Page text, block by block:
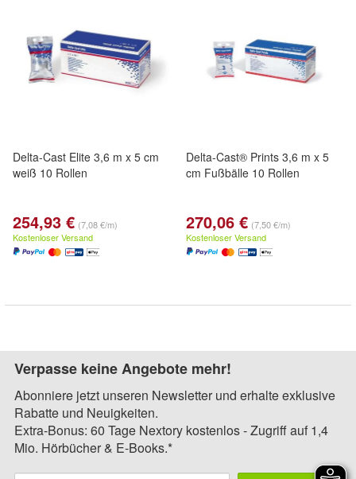
Delta-Cast Elite 3,6 m x 5 cm
weiß 10 Rollen
254,93 € (7,08 €/m)
Kostenloser Versand
Delta-Cast® Prints 3,6 m x 5
cm Fußbälle 10 Rollen
270,06 € (7,50 €/m)
Kostenloser Versand
Verpasse keine Angebote mehr!
Abonniere jetzt unseren Newsletter und erhalte exklusive
Rabatte und Neuigkeiten.
Extra-Bonus: 60 Tage Nextory kostenlos - Zugriff auf 1,4
Mio. Hörbücher & E-Books.*